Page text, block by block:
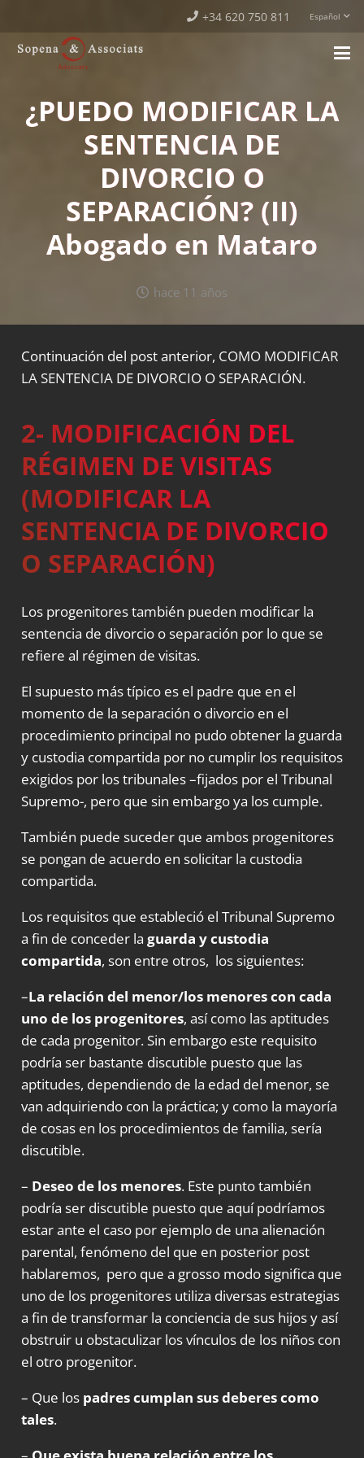
+34 620 750 811 Español
¿PUEDO MODIFICAR LA
SENTENCIA DE
DIVORCIO O
SEPARACIÓN? (II)
Abogado en Mataro
hace 11 años
Continuación del post anterior, COMO MODIFICAR
LA SENTENCIADE DIVORCIO O SEPARACIÓN.
2- MODIFICACIÓN DEL
RÉGIMEN DE VISITAS
(MODIFICAR LA
SENTENCIA DE DIVORCIO
O SEPARACIÓN)
Los progenitores también pueden modificar la
sentencia de divorcio o separación por lo que se
refiere al régimen de visitas.
El supuesto más típico es el padre que en el
momento de la separación o divorcio en el
procedimiento principal no pudo obtener la guarda
y custodia compartida por no cumplir los requisitos
exigidos por los tribunales –fijados por el Tribunal
Supremo-, pero que sin embargo ya los cumple.
También puede suceder que ambos progenitores
se pongan de acuerdo en solicitar la custodia
compartida.
Los requisitos que estableció el Tribunal Supremo
a fin de conceder la guarda y custodia
compartida, son entre otros, los siguientes:
–La relación del menor/los menores con cada
uno de los progenitores, así como las aptitudes
de cada progenitor. Sin embargo este requisito
podría ser bastante discutible puesto que las
aptitudes, dependiendo de la edad del menor, se
van adquiriendo con la práctica; y como la mayoría
de cosas en los procedimientos de familia, sería
discutible.
– Deseo de los menores. Este punto también
podría ser discutible puesto que aquí podríamos
estar ante el caso por ejemplo de una alienación
parental, fenómeno del que en posterior post
hablaremos, pero que a grosso modo significa que
uno de los progenitores utiliza diversas estrategias
a fin de transformar la conciencia de sus hijos y así
obstruir u obstaculizar los vínculos de los niños con
el otro progenitor.
– Que los padres cumplan sus deberes como
tales.